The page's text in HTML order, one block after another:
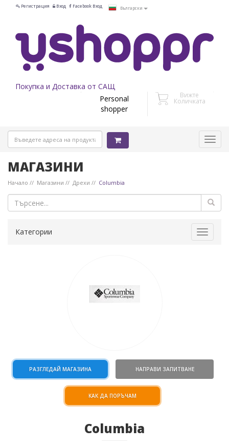
Регистрация Вход Facebook Вход Български
Покупка и Доставка от САЩ
Personal
shopper
Вижте
Количката
МАГАЗИНИ
Начало Магазини Дрехи Columbia
Toggle
Категории
РАЗГЛЕДАЙ МАГАЗИНА НАПРАВИ ЗАПИТВАНЕ
КАК ДА ПОРЪЧАМ
Columbia